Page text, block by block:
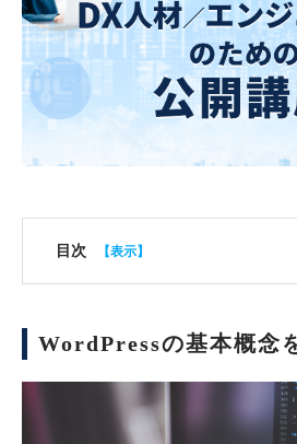
目次
WordPressの基本概念